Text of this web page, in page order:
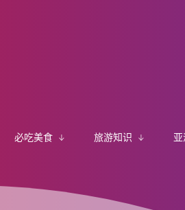
必吃美食 旅游知识